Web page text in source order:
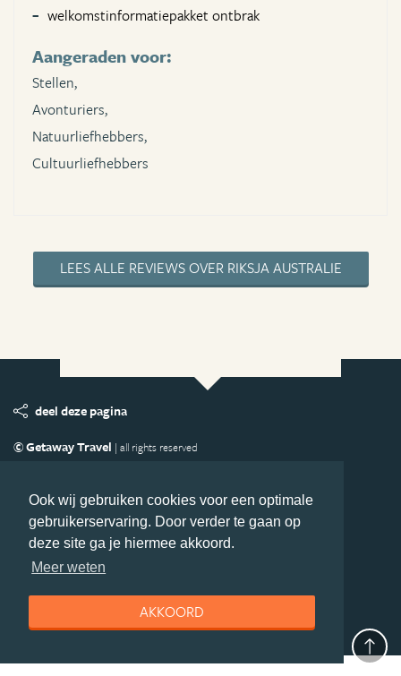
Ook wij gebruiken cookies voor een optimale
gebruikerservaring. Door verder te gaan op
deze site ga je hiermee akkoord.
Meer weten
AKKOORD
welkomstinformatiepakket ontbrak
Aangeraden voor:
Stellen,
Avonturiers,
Natuurliefhebbers,
Cultuurliefhebbers
LEES ALLE REVIEWS OVER RIKSJA AUSTRALIE
deel deze pagina
© Getaway Travel | all rights reserved
Copyright
Privacy statement Disclaimer
Cookies
Volg Australie.nl
Nieuwsbrief
Facebook